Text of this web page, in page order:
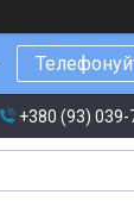
+380 (93) 039-